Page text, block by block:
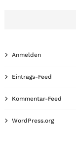
Anmelden
Eintrags-Feed
Kommentar-Feed
WordPress.org